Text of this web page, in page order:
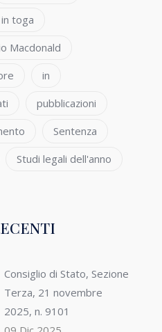
toga
Macdonald
in
pubblicazioni
Sentenza
Studi legali dell'anno
Consiglio di Stato, Sezione
Terza, 21 novembre
2025, n. 9101